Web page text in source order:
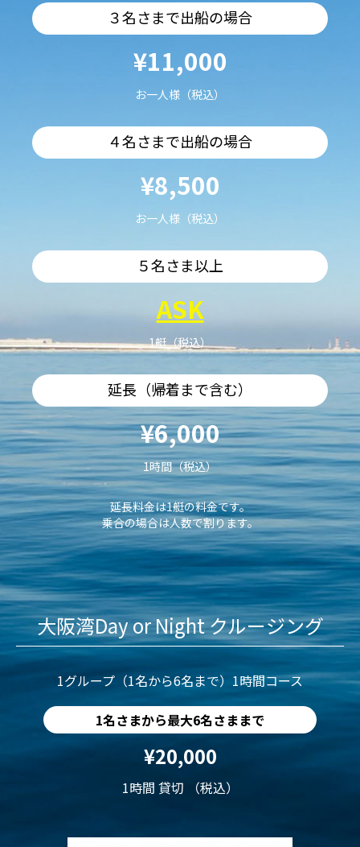
３名さまで出船の場合
¥11,000
お一人様（税込）
４名さまで出船の場合
¥8,500
お一人様（税込）
５名さま以上
ASK
1艇（税込）
延長（帰着まで含む）
¥6,000
1時間（税込）
延長料金は1艇の料金です。
乗合の場合は人数で割ります。
大阪湾Day or Night クルージング
1グループ（1名から6名まで）1時間コース
1名さまから最大6名さままで
¥20,000
1時間 貸切 （税込）